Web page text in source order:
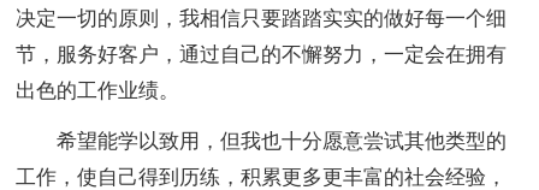
决定一切的原则，我相信只要踏踏实实的做好每一个细
节，服务好客户，通过自己的不懈努力，一定会在拥有
出色的工作业绩。
希望能学以致用，但我也十分愿意尝试其他类型的
工作，使自己得到历练，积累更多更丰富的社会经验，